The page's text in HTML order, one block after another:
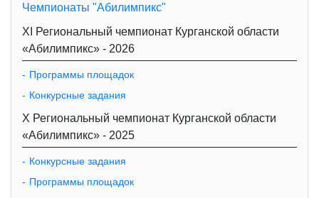
Чемпионаты "Абилимпикс"
XI Региональный чемпионат Курганской области
«Абилимпикс» - 2026
Программы площадок
Конкурсные задания
X Региональный чемпионат Курганской области
«Абилимпикс» - 2025
Конкурсные задания
Программы площадок